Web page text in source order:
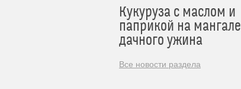
Кукуруза с маслом и
паприкой на
дачного ужина
Все новости раздела